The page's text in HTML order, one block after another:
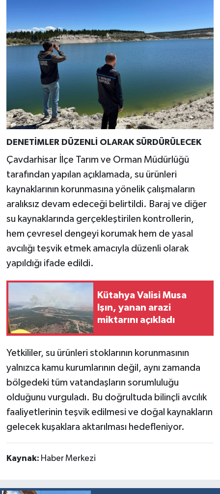
DENETİMLER DÜZENLİ OLARAK SÜRDÜRÜLECEK
Çavdarhisar İlçe Tarım ve Orman Müdürlüğü
tarafından yapılan açıklamada, su ürünleri
kaynaklarının korunmasına yönelik çalışmaların
aralıksız devam edeceği belirtildi. Baraj ve diğer
su kaynaklarında gerçekleştirilen kontrollerin,
hem çevresel dengeyi korumak hem de yasal
avcılığı teşvik etmek amacıyla düzenli olarak
yapıldığı ifade edildi.
Kütahya Valisi Musa
Işın, yanan arazi
miktarını açıkladı
Yetkililer, su ürünleri stoklarının korunmasının
yalnızca kamu kurumlarının değil, aynı zamanda
bölgedeki tüm vatandaşların sorumluluğu
olduğunu vurguladı. Bu doğrultuda bilinçli avcılık
faaliyetlerinin teşvik edilmesi ve doğal kaynakların
gelecek kuşaklara aktarılması hedefleniyor.
Kaynak: Haber Merkezi